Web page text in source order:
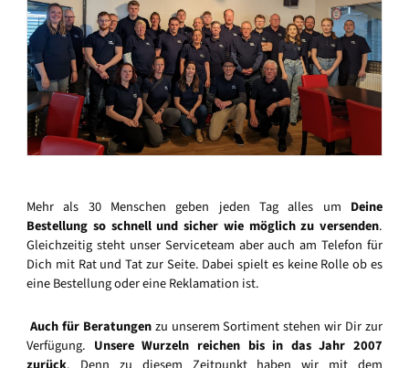
Mehr als 30 Menschen geben jeden Tag alles um Deine
Bestellung so schnell und sicher wie möglich zu versenden.
Gleichzeitig steht unser Serviceteam aber auch am Telefon für
Dich mit Rat und Tat zur Seite. Dabei spielt es keine Rolle ob es
eine Bestellung oder eine Reklamation ist.
Auch für Beratungenzu unserem Sortiment stehen wir Dir zur
Verfügung. Unsere Wurzeln reichen bis in das Jahr 2007